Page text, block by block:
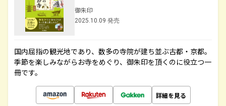
御朱印
2025.10.09 発売
国内屈指の観光地であり、数多の寺院が建ち並ぶ古都・京都。
季節を楽しみながらお寺をめぐり、御朱印を頂くのに役立つ一
冊です。
詳細を見る